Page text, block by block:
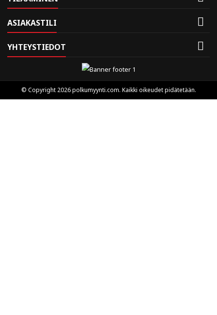
ASIAKASTILI 
YHTEYSTIEDOT 
© Copyright 2026 polkumyynti.com. Kaikki oikeudet pidätetään.